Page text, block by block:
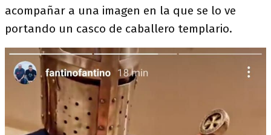
acompañar a una imagen en la que se lo ve
portando un casco de caballero templario.